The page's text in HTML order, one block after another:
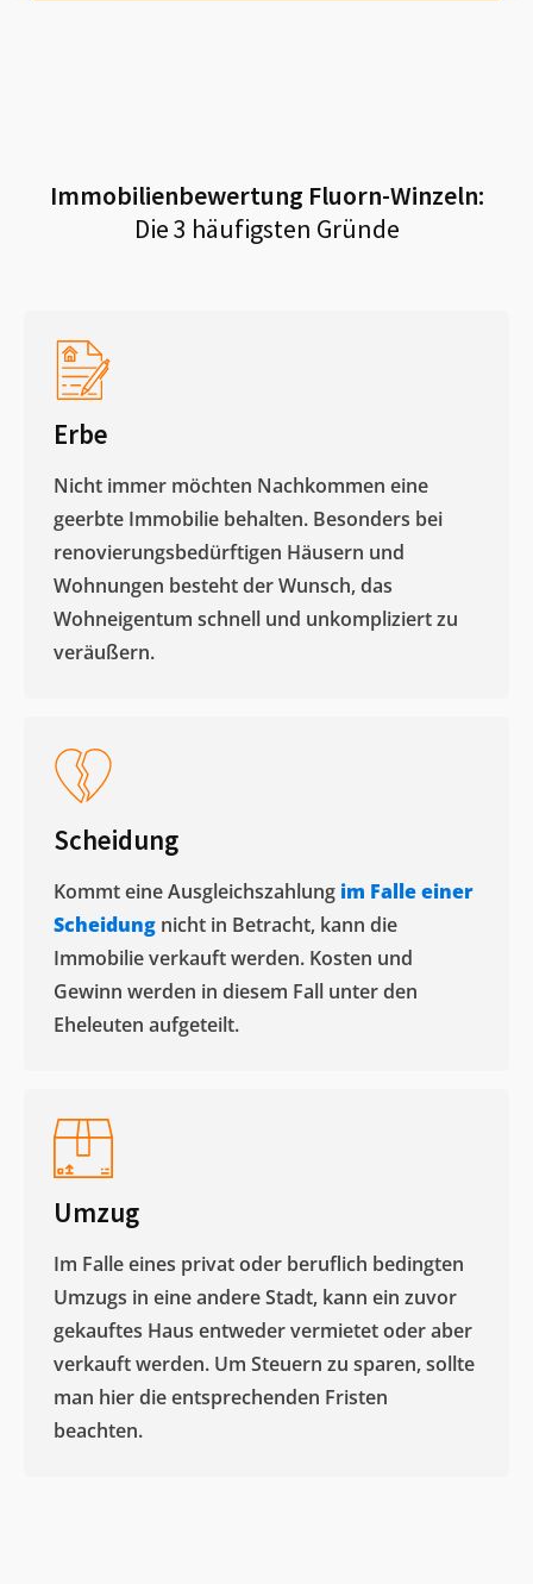
Immobilienbewertung Fluorn-Winzeln:
Die 3 häufigsten Gründe
Erbe
Nicht immer möchten Nachkommen eine
geerbte Immobilie behalten. Besonders bei
renovierungsbedürftigen Häusern und
Wohnungen besteht der Wunsch, das
Wohneigentum schnell und unkompliziert zu
veräußern. ​
Scheidung
Kommt eine Ausgleichszahlung im Falle einer
Scheidung nicht in Betracht, kann die
Immobilie verkauft werden. Kosten und
Gewinn werden in diesem Fall unter den
Eheleuten aufgeteilt.​
Umzug
Im Falle eines privat oder beruflich bedingten
Umzugs in eine andere Stadt, kann ein zuvor
gekauftes Haus entweder vermietet oder aber
verkauft werden. Um Steuern zu sparen, sollte
man hier die entsprechenden Fristen
beachten.